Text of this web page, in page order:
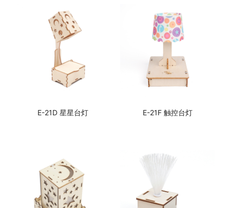
E-21D 星星台灯 E-21F 触控台灯